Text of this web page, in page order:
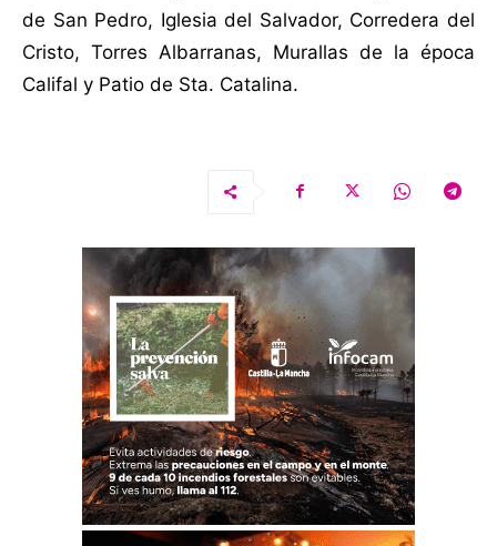
de San Pedro, Iglesia del Salvador, Corredera del
Cristo, Torres Albarranas, Murallas de la época
Califal y Patio de Sta. Catalina.